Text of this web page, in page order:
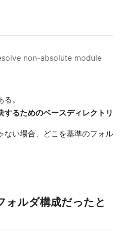
non-absolute module
。
るためのベースディレクトリ
ない場合、どこを基準のフォル
ォルダ構成だったと